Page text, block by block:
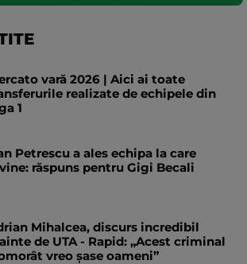
vară 2026 | Aici ai toate
realizate de echipele din
1
Petrescu a ales echipa la care
răspuns pentru Gigi Becali
Mihalcea, discurs incredibil
de UTA - Rapid: „Acest criminal
vreo șase oameni”